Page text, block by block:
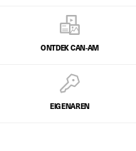
ONTDEK CAN-AM
EIGENAREN